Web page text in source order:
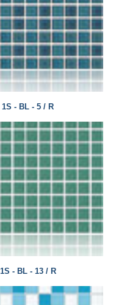
1S - BL - 5 / R
1S - BL - 13 / R